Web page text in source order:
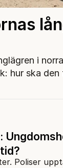
i
hur ska
Poliser